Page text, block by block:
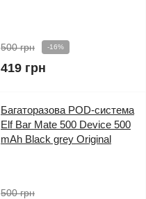
500 грн -16%
419 грн
Багаторазова POD-система
Elf Bar Mate 500 Device 500
mAh Black grey Original
500 грн